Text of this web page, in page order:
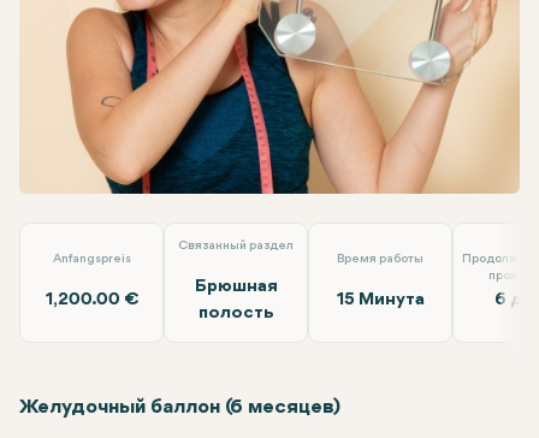
WhatsApp
Telegram
Электронная почта
Anfangspreis
1,200.00 €
Связанный раздел
Брюшная
полость
Время работы
15 Минута 6
Желудочный баллон (6 месяцев)